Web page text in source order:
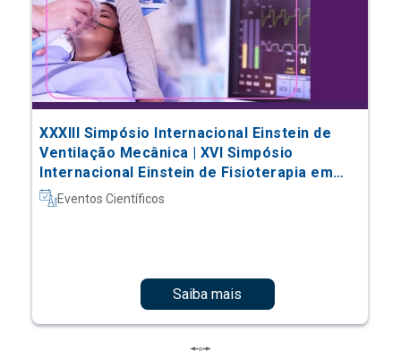
XXXIII Simpósio Internacional Einstein de
Ventilação Mecânica | XVI Simpósio
Internacional Einstein de Fisioterapia em
Terapia Intensiva
Eventos Científicos
Saiba mais